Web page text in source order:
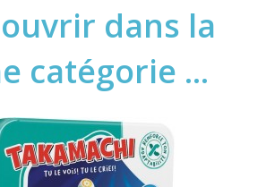
dans la
catégorie ...